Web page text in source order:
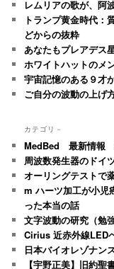
レムリアの歌が、阿
トランプ黄金時代：
どからの抜粋
あなたもプレアデス
ホワイトハットのメ
宇宙記憶のある９才
ご自分の波動の上げ
カテゴリ－
MedBed 最新情報
周波数発生器のドイ
オーリングテストで
m ハーツ加工が小児
った本当の話
文字波動の研究（勉
Cirius 近赤外線LED
日本バイオレゾナン
【宇野正美】旧約聖